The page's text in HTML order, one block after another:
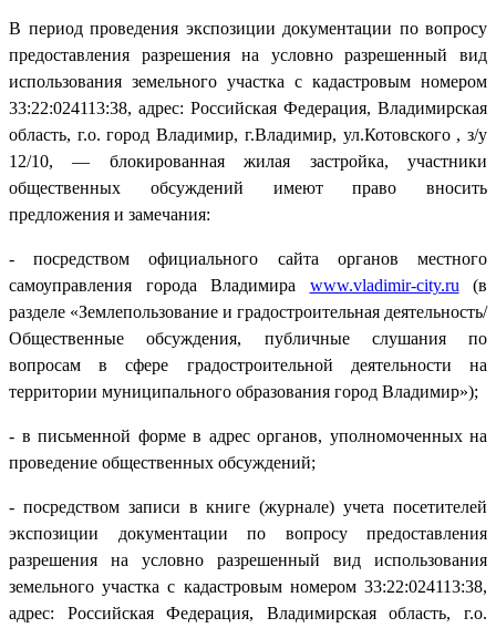
В период проведения экспозиции документации по вопросу
предоставления разрешения на условно разрешенный вид
использования земельного участка с кадастровым номером
33:22:024113:38, адрес: Российская Федерация, Владимирская
область, г.о. город Владимир, г.Владимир, ул.Котовского , з/у
12/10, — блокированная жилая застройка, участники
общественных обсуждений имеют право вносить
предложения и замечания:
- посредством официального сайта органов местного
самоуправления города Владимира www.vladimir-city.ru (в
разделе «Землепользование и градостроительная деятельность/
Общественные обсуждения, публичные слушания по
вопросам в сфере градостроительной деятельности на
территории муниципального образования город Владимир»);
- в письменной форме в адрес органов, уполномоченных на
проведение общественных обсуждений;
- посредством записи в книге (журнале) учета посетителей
экспозиции документации по вопросу предоставления
разрешения на условно разрешенный вид использования
земельного участка с кадастровым номером 33:22:024113:38,
адрес: Российская Федерация, Владимирская область, г.о.